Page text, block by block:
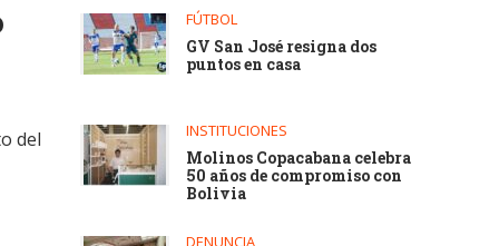
del
FÚTBOL
GV San José resigna dos
puntos en casa
INSTITUCIONES
Molinos Copacabana celebra
50 años de compromiso con
Bolivia
DENUNCIA